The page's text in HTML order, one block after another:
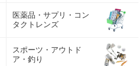
医薬品・サプリ・コン
タクトレンズ
スポーツ・アウトド
ア・釣り